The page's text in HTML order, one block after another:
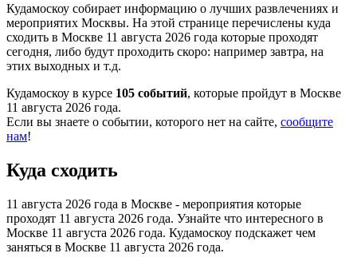
Кудамоскоу собирает информацию о лучших развлечениях и
мероприятих Москвы. На этой странице перечислены куда
сходить в Москве 11 августа 2026 года которые проходят
сегодня, либо будут проходить скоро: например завтра, на
этих выходных и т.д.
Кудамоскоу в курсе 105 событий, которые пройдут в Москве
11 августа 2026 года.
Если вы знаете о событии, которого нет на сайте, сообщите
нам!
Куда сходить
11 августа 2026 года в Москве - мероприятия которые
проходят 11 августа 2026 года. Узнайте что интересного в
Москве 11 августа 2026 года. Кудамоскоу подскажет чем
заняться в Москве 11 августа 2026 года.